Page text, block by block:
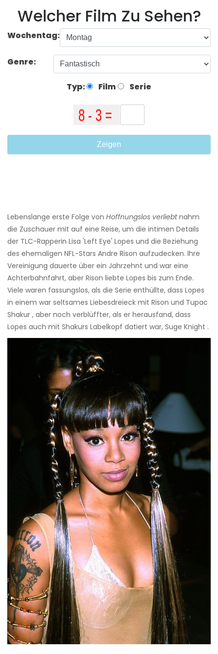
Welcher Film Zu Sehen?
Wochentag:
Genre:
Typ: Film Serie
Zeigen
Lebenslange erste Folge von Hoffnungslos verliebtnahm
die Zuschauer mit auf eine Reise, um die intimen Details
der TLC-Rapperin Lisa 'Left Eye' Lopes und die Beziehung
des ehemaligen NFL-Stars Andre Rison aufzudecken. Ihre
Vereinigung dauerte über ein Jahrzehnt und war eine
Achterbahnfahrt, aber Rison liebte Lopes bis zum Ende.
Viele waren fassungslos, als die Serie enthüllte, dass Lopes
in einem war seltsames Liebesdreieck mit Rison und Tupac
Shakur , aber noch verblüffter, als er herausfand, dass
Lopes auch mit Shakurs Labelkopf datiert war, Suge Knight .